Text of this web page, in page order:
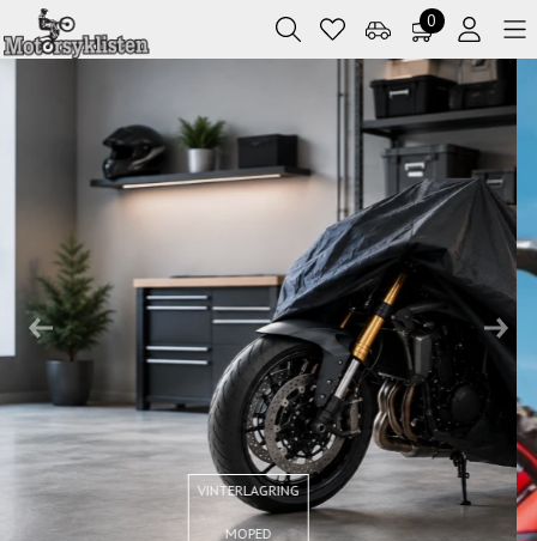
0
BETA XTRAINER
Previous Next